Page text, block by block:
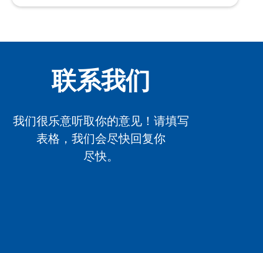
联系我们
我们很乐意听取你的意见！请填写
表格，我们会尽快回复你
尽快。